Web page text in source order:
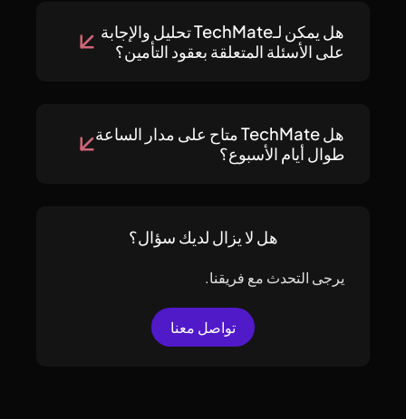
هل يمكن لـTechMate تحليل والإجابة
على الأسئلة المتعلقة بعقود التأمين؟
هل TechMate متاح على مدار الساعة
طوال أيام الأسبوع؟
هل لا يزال لديك سؤال؟
يرجى التحدث مع فريقنا.
تواصل معنا